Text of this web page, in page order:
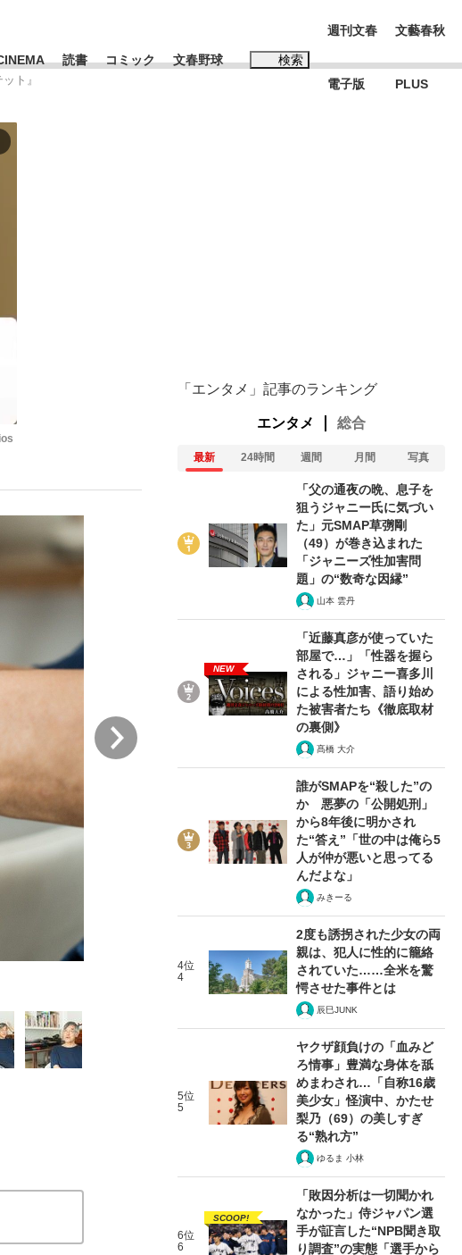
れているのが悲しい」『北の国から』倉本聰氏（91...
さら聞けない資産運用のすべて
読書 コミック 文春野球 検索
週刊文春
電子版
文藝春秋
PLUS
ト』
「エンタメ」記事のランキング
エンタメ 総合
最新 24時間 週間 月間 写真
「父の通夜の晩、息子を
狙うジャニー氏に気づい
た」元SMAP草彅剛
（49）が巻き込まれた
「ジャニーズ性加害問
題」の“数奇な因縁”
山本 雲丹
NEW
「近藤真彦が使っていた
部屋で…」「性器を握ら
される」ジャニー喜多川
による性加害、語り始め
た被害者たち《徹底取材
の裏側》
髙橋 大介
誰がSMAPを“殺した”の
か 悪夢の「公開処刑」
から8年後に明かされ
た“答え”「世の中は俺ら5
人が仲が悪いと思ってる
んだよな」
みきーる
4位
4
2度も誘拐された少女の両
親は、犯人に性的に籠絡
されていた……全米を驚
愕させた事件とは
辰巳JUNK
5位
5
ヤクザ顔負けの「血みど
ろ情事」豊満な身体を舐
めまわされ…「自称16歳
美少女」怪演中、かたせ
梨乃（69）の美しすぎ
る“熟れ方”
ゆるま 小林
6位
6
SCOOP!
「敗因分析は一切聞かれ
なかった」侍ジャパン選
手が証言した“NPB聞き取
り調査”の実態「選手から